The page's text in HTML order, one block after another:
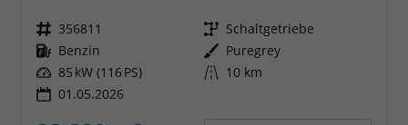
Fahrzeugnr. 356811 Getriebe Schaltgetriebe
Kraftstoff Benzin Außenfarbe Puregrey
Leistung 85 kW (116 PS) Kilometerstand 10 km
01.05.2026